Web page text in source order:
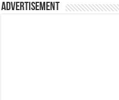
Advertisement